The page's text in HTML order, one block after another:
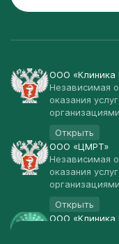
ООО
Независимая
оказания
организациями
Открыть
ООО «ЦМРТ»
Независимая
оказания
организациями
Открыть
ООО